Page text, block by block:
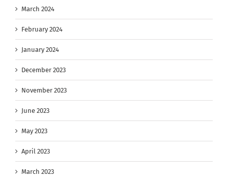
March 2024
February 2024
January 2024
December 2023
November 2023
June 2023
May 2023
April 2023
March 2023